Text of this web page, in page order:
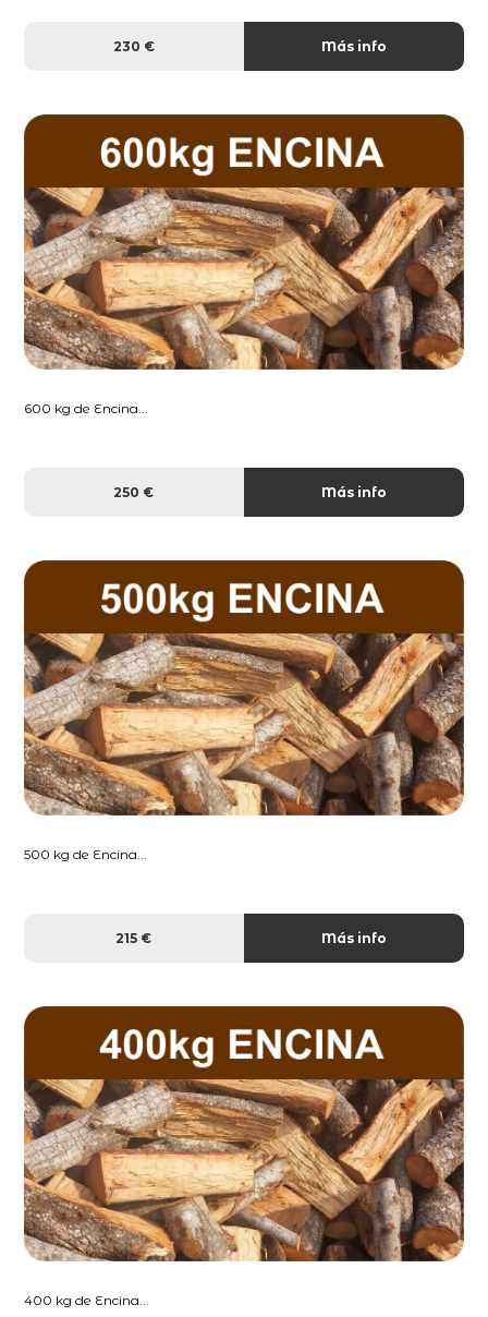
230 € Más info
600 kg de Encina...
250 € Más info
500 kg de Encina...
215 € Más info
400 kg de Encina...